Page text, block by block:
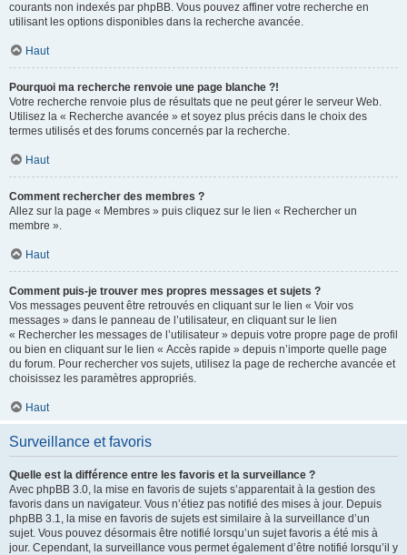
courants non indexés par phpBB. Vous pouvez affiner votre recherche en
utilisant les options disponibles dans la recherche avancée.
Haut
Pourquoi ma recherche renvoie une page blanche ?!
Votre recherche renvoie plus de résultats que ne peut gérer le serveur Web.
Utilisez la « Recherche avancée » et soyez plus précis dans le choix des
termes utilisés et des forums concernés par la recherche.
Haut
Comment rechercher des membres ?
Allez sur la page « Membres » puis cliquez sur le lien « Rechercher un
membre ».
Haut
Comment puis-je trouver mes propres messages et sujets ?
Vos messages peuvent être retrouvés en cliquant sur le lien « Voir vos
messages » dans le panneau de l’utilisateur, en cliquant sur le lien
« Rechercher les messages de l’utilisateur » depuis votre propre page de profil
ou bien en cliquant sur le lien « Accès rapide » depuis n’importe quelle page
du forum. Pour rechercher vos sujets, utilisez la page de recherche avancée et
choisissez les paramètres appropriés.
Haut
Surveillance et favoris
Quelle est la différence entre les favoris et la surveillance ?
Avec phpBB 3.0, la mise en favoris de sujets s’apparentait à la gestion des
favoris dans un navigateur. Vous n’étiez pas notifié des mises à jour. Depuis
phpBB 3.1, la mise en favoris de sujets est similaire à la surveillance d’un
sujet. Vous pouvez désormais être notifié lorsqu’un sujet favoris a été mis à
jour. Cependant, la surveillance vous permet également d’être notifié lorsqu’il y